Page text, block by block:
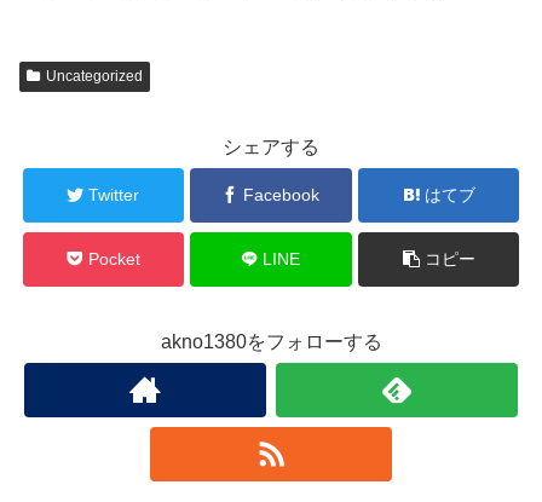
Uncategorized
シェアする
Twitter Facebook はてブ
Pocket LINE コピー
akno1380をフォローする